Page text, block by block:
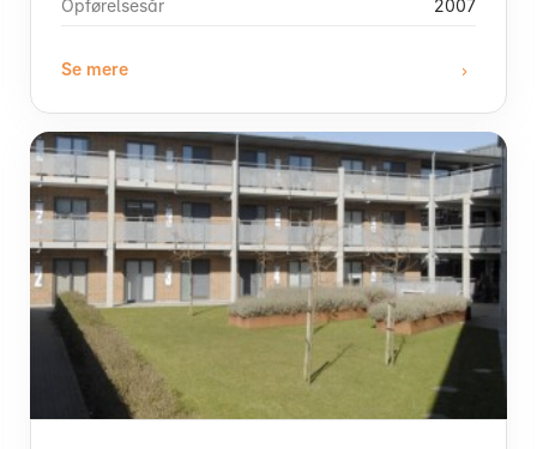
Opførelsesår
2007
Se mere